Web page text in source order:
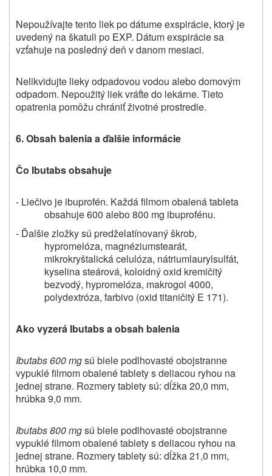
Nepoužívajte tento liek po dátume exspirácie, ktorý je
uvedený na škatuli po EXP. Dátum exspirácie sa
vzťahuje na posledný deň v danom mesiaci.
Nelikvidujte lieky odpadovou vodou alebo domovým
odpadom. Nepoužitý liek vráťte do lekárne. Tieto
opatrenia pomôžu chrániť životné prostredie.
6.Obsah balenia a ďalšie informácie
Čo Ibutabs obsahuje
- Liečivo je ibuprofén. Každá filmom obalená tableta
obsahuje 600 alebo 800 mg ibuprofénu.
- Ďalšie zložky sú predželatínovaný škrob,
hypromelóza, magnéziumstearát,
mikrokryštalická celulóza, nátriumlaurylsulfát,
kyselina steárová, koloidný oxid kremičitý
bezvodý, hypromelóza, makrogol 4000,
polydextróza, farbivo (oxid titaničitý E 171).
Ako vyzerá Ibutabs a obsah balenia
Ibutabs 600 mgsú biele podlhovasté obojstranne
vypuklé filmom obalené tablety s deliacou ryhou na
jednej strane. Rozmery tablety sú: dĺžka 20,0 mm,
hrúbka 9,0 mm.
Ibutabs 800 mgsú biele podlhovasté obojstranne
vypuklé filmom obalené tablety s deliacou ryhou na
jednej strane. Rozmery tablety sú: dĺžka 21,0 mm,
hrúbka 10,0 mm.